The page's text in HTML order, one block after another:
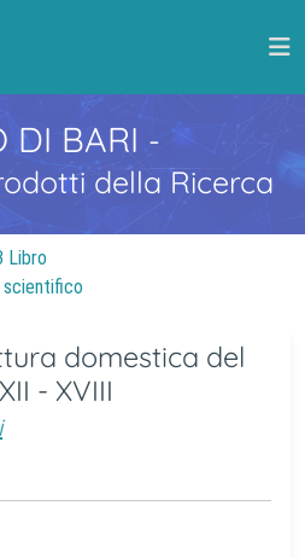
DI BARI -
della Ricerca
Libro
domestica del
- XVIII